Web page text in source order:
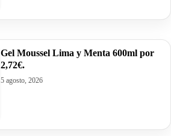
Gel Moussel Lima y Menta 600ml por
2,72€.
5 agosto, 2026